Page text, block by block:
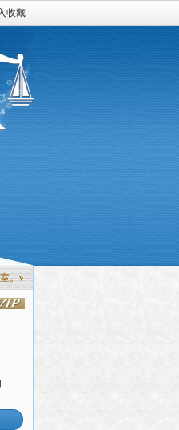
收藏
我们竭诚为您服务。